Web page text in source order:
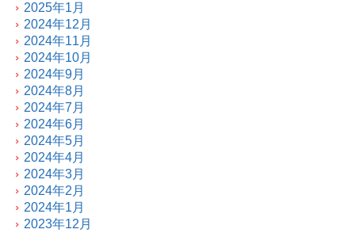
2025年1月
2024年12月
2024年11月
2024年10月
2024年9月
2024年8月
2024年7月
2024年6月
2024年5月
2024年4月
2024年3月
2024年2月
2024年1月
2023年12月